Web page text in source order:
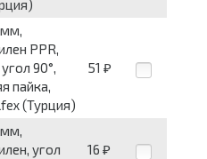
PPR,
90°,
пайка,
(Турция)
51 ₽
угол
16 ₽